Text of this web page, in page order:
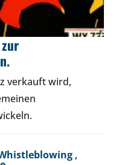
verkauft wird,
,